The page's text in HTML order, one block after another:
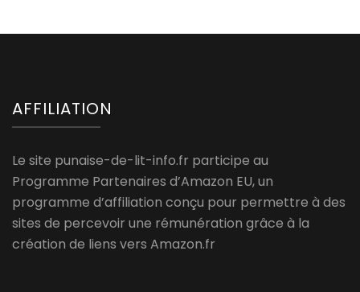
AFFILIATION
Le site punaise-de-lit-info.fr participe au
Programme Partenaires d’Amazon EU, un
programme d’affiliation conçu pour permettre à des
sites de percevoir une rémunération grâce à la
création de liens vers Amazon.fr